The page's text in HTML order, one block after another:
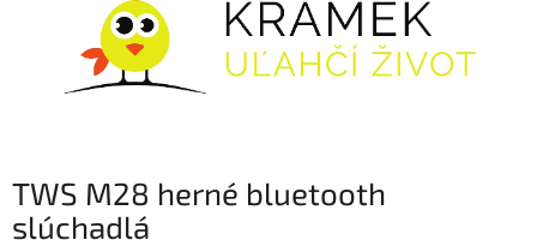
TWS M28 herné bluetooth
slúchadlá